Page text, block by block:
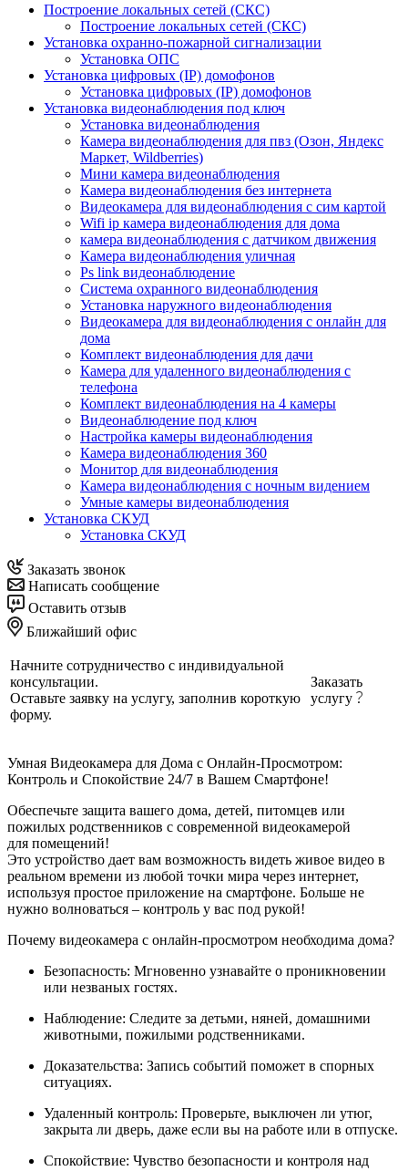
Построение локальных сетей (СКС)
Построение локальных сетей (СКС)
Установка охранно-пожарной сигнализации
Установка ОПС
Установка цифровых (IP) домофонов
Установка цифровых (IP) домофонов
Установка видеонаблюдения под ключ
Установка видеонаблюдения
Камера видеонаблюдения для пвз (Озон, Яндекс
Маркет, Wildberries)
Мини камера видеонаблюдения
Камера видеонаблюдения без интернета
Видеокамера для видеонаблюдения с сим картой
Wifi ip камера видеонаблюдения для дома
камера видеонаблюдения с датчиком движения
Камера видеонаблюдения уличная
Ps link видеонаблюдение
Система охранного видеонаблюдения
Установка наружного видеонаблюдения
Видеокамера для видеонаблюдения с онлайн для
дома
Комплект видеонаблюдения для дачи
Камера для удаленного видеонаблюдения с
телефона
Комплект видеонаблюдения на 4 камеры
Видеонаблюдение под ключ
Настройка камеры видеонаблюдения
Камера видеонаблюдения 360
Монитор для видеонаблюдения
Камера видеонаблюдения с ночным видением
Умные камеры видеонаблюдения
Установка СКУД
Установка СКУД
Заказать звонок
Написать сообщение
Оставить отзыв
Ближайший офис
Начните сотрудничество с индивидуальной
консультации.
Оставьте заявку на услугу, заполнив короткую
форму.
Заказать
услугу
Умная Видеокамера для Дома с Онлайн-Просмотром:
Контроль и Спокойствие 24/7 в Вашем Смартфоне!
Обеспечьте защита вашего дома, детей, питомцев или
пожилых родственников с современной видеокамерой
для помещений!
Это устройство дает вам возможность видеть живое видео в
реальном времени из любой точки мира через интернет,
используя простое приложение на смартфоне. Больше не
нужно волноваться – контроль у вас под рукой!
Почему видеокамера с онлайн-просмотром необходима дома?
Безопасность: Мгновенно узнавайте о проникновении
или незваных гостях.
Наблюдение: Следите за детьми, няней, домашними
животными, пожилыми родственниками.
Доказательства: Запись событий поможет в спорных
ситуациях.
Удаленный контроль: Проверьте, выключен ли утюг,
закрыта ли дверь, даже если вы на работе или в отпуске.
Спокойствие: Чувство безопасности и контроля над